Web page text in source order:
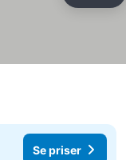
Se priser